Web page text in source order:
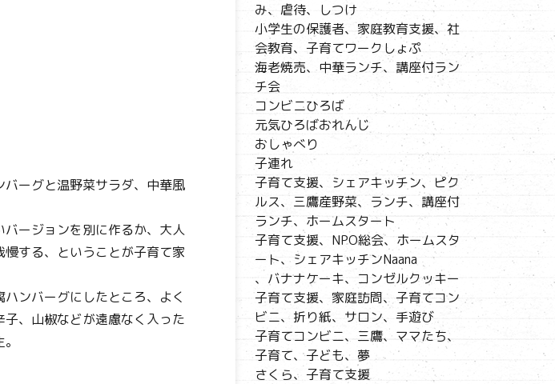
ーグと温野菜サラダ、中華風
ージョンを別に作るか、大人
する、ということが子育て家
ンバーグにしたところ、よく
、山椒などが遠慮なく入った
み、虐待、しつけ
小学生の保護者、家庭教育支援、社
会教育、子育てワークしょぷ
海老焼売、中華ランチ、講座付ラン
チ会
コンビニひろば
元気ひろばおれんじ
おしゃべり
子連れ
子育て支援、シェアキッチン、ピク
ルス、三鷹産野菜、ランチ、講座付
ランチ、ホームスタート
子育て支援、NPO総会、ホームスタ
ート、シェアキッチンNaana
、バナナケーキ、コンゼルクッキー
子育て支援、家庭訪問、子育てコン
ビニ、折り紙、サロン、手遊び
子育てコンビニ、三鷹、ママたち、
子育て、子ども、夢
さくら、子育て支援